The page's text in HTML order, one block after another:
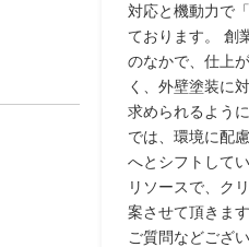
対応と機動力で
ております。 創
のなかで、仕上
く、外壁塗装に
求められるよう
では、環境に配
へとシフトして
リソースで、ク
案させて頂きま
ご質問などござ